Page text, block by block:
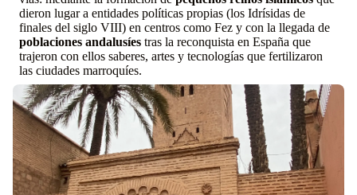
dieron lugar a entidades políticas propias (los Idrísidas de
finales del siglo VIII) en centros como Fez y con la llegada de
poblaciones andalusíes tras la reconquista en España que
trajeron con ellos saberes, artes y tecnologías que fertilizaron
las ciudades marroquíes.